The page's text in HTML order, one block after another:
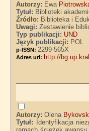
Autorzy: Ewa
Tytuł: Biblioteki
Źródło: Biblioteka i
Uwagi:Zestawienie
Typ publikacji: UND
Język publikacji: POL
p-ISSN: 2299-565X
Adres url: http://
Autorzy:Olena
Tytuł:
Identyfikacja